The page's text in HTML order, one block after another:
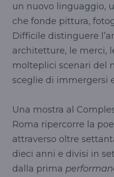
un nuovo linguaggio,
che fonde pittura,
Difficile distinguere
architetture, le merci,
molteplici scenari del
sceglie di immergersi
Una mostra al
Roma ripercorre la
attraverso oltre
dieci anni e divisi in
dalla prima